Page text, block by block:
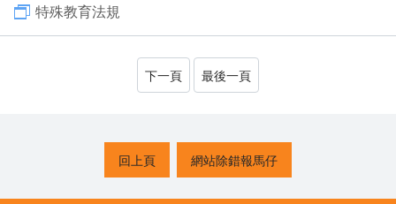
特殊教育法規
下一頁 最後一頁
回上頁 網站除錯報馬仔